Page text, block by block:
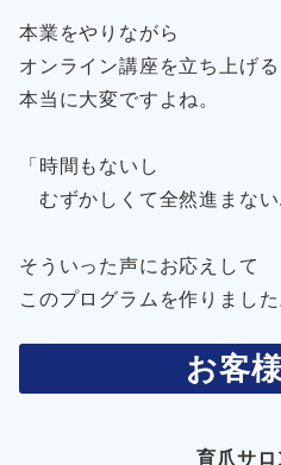
本業をやりながら
オンライン講座を立ち上げる
本当に大変ですよね。
「時間もないし
むずかしくて全然進まない
そういった声にお応えして
このプログラムを作りました
お客
育爪サ